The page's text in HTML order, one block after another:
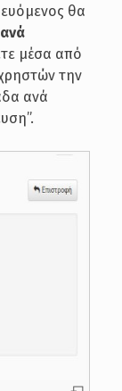
θα
ανά
μέσα από
την
ανά